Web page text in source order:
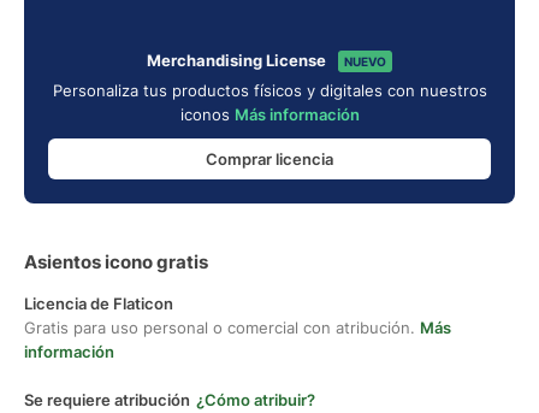
Merchandising License NUEVO
Personaliza tus productos físicos y digitales con nuestros
iconos Más información
Comprar licencia
Asientos icono gratis
Licencia de Flaticon
Gratis para uso personal o comercial con atribución. Más
información
Se requiere atribución ¿Cómo atribuir?